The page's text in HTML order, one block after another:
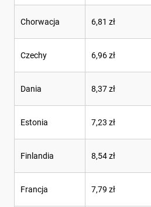
Chorwacja 6,81 zł
Czechy 6,96 zł
Dania 8,37 zł
Estonia 7,23 zł
Finlandia 8,54 zł
Francja 7,79 zł